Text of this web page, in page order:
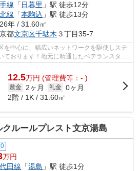
線 「 日暮里 」駅 徒歩12分
線 「本駒込 」駅 徒歩13分
年 / 31.60㎡
都文京区千駄木 ３丁目35-7
を中心に、幅広いネットワークを駆使しステ
ております！地元に精通したベテランスタッ
せて頂...
12.5万円 (管理費等：- )
敷金 2ヶ月 礼金 0ヶ月
2階 / 1K / 31.60㎡
クルールプレスト文京湯島
万円
田線 「湯島 」駅 徒歩1分